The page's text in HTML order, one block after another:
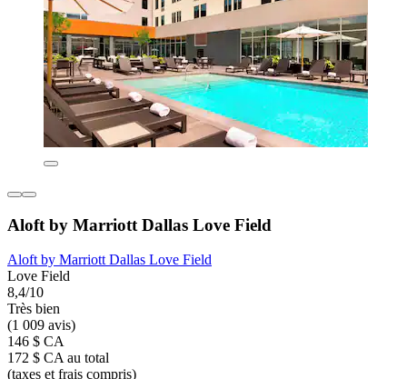
Aloft by Marriott Dallas Love Field
Aloft by Marriott Dallas Love Field
Love Field
8,4/10
Très bien
(1 009 avis)
146 $ CA
172 $ CA au total
(taxes et frais compris)